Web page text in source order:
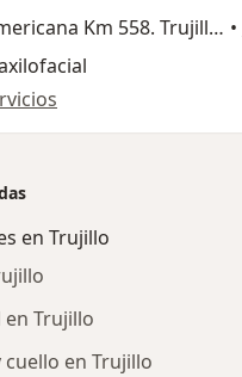
Carretera Panamericana Km 558. Trujillo., Trujillo •
en Trujillo
Trujillo
cuello en Trujillo